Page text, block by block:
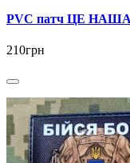
PVC патч ЦЕ
210грн